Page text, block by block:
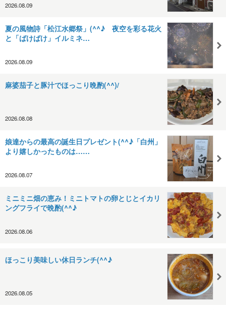
2026.08.09
夏の風物詩「松江水郷祭」(^^♪ 夜空を彩る花火
と「ばけばけ」イルミネ…
2026.08.09
麻婆茄子と豚汁でほっこり晩酌(^^)/
2026.08.08
娘達からの最高の誕生日プレゼント(^^♪「白州」
より嬉しかったものは……
2026.08.07
ミニミニ畑の恵み！ミニトマトの卵とじとイカリ
ングフライで晩酌(^^♪
2026.08.06
ほっこり美味しい休日ランチ(^^♪
2026.08.05